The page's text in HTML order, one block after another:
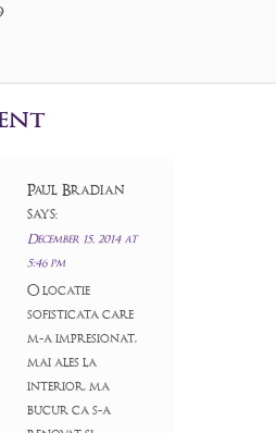
Paul Bradian
says:
December 15, 2014 at
5:46 pm
O locatie
sofisticata care
m-a impresionat,
mai ales la
interior, ma
bucur ca s-a